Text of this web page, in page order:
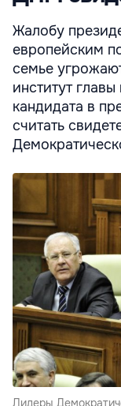
Жалобу
европейским
семье
институт
кандидата в
считать
Лидеры